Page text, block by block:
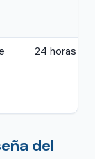
24 horas
del